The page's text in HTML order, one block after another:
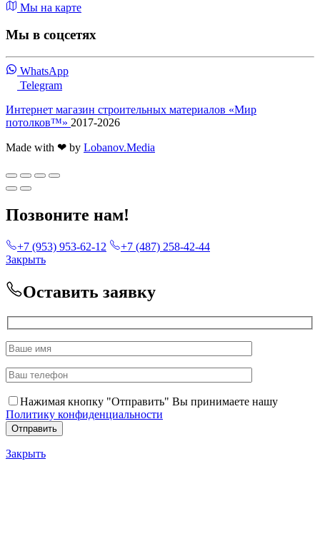
Мы на карте
Мы в соцсетях
WhatsApp
Telegram
Интернет магазин строительных материалов «Мир
потолков™» 2017-2026
Made with ❤ by Lobanov.Media
Позвоните нам!
+7 (953) 953-62-12
+7 (487) 258-42-44
Закрыть
Оставить заявку
Нажимая кнопку "Отправить" Вы принимаете нашу
Политику конфиденциальности
Закрыть